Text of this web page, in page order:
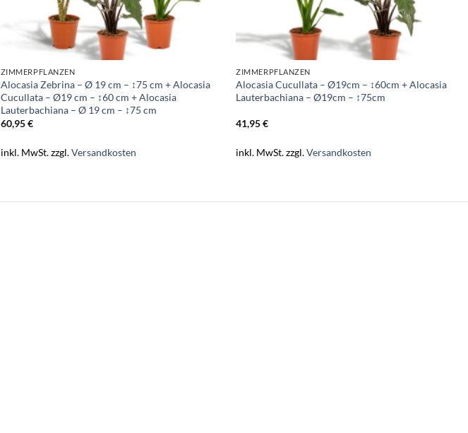
ZIMMERPFLANZEN
Alocasia Zebrina – Ø 19 cm – ↕75 cm + Alocasia
Cucullata – Ø19 cm – ↕60 cm + Alocasia
Lauterbachiana – Ø 19 cm – ↕75 cm
60,95€
inkl. MwSt.zzgl.Versandkosten
ZIMMERPFLANZEN
Alocasia Cucullata – Ø19cm – ↕60cm + Alocasia
Lauterbachiana – Ø19cm – ↕75cm
41,95€
inkl. MwSt.zzgl.Versandkosten